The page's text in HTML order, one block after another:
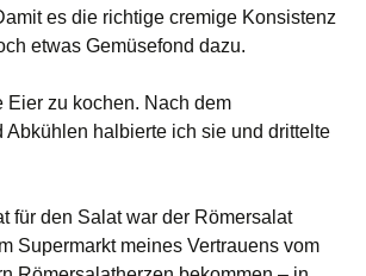
es die richtige cremige Konsistenz
etwas Gemüsefond dazu.
Eier zu kochen. Nach dem
Abkühlen halbierte ich sie und drittelte
für den Salat war der Römersalat
Supermarkt meines Vertrauens vom